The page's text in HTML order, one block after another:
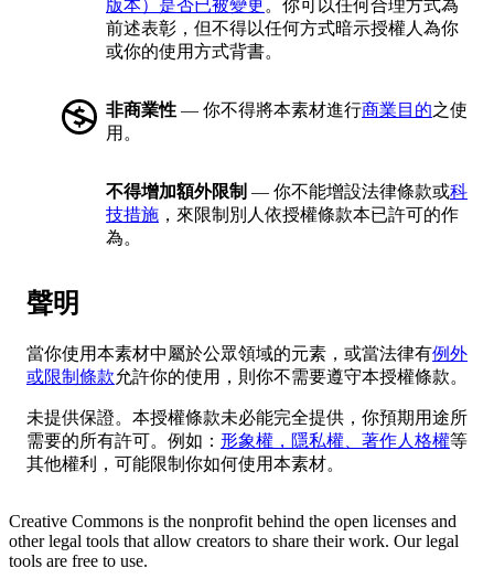
版本）是否已被變更 。你可以任何合理方式為
前述表彰，但不得以任何方式暗示授權人為你
或你的使用方式背書。
非商業性 — 你不得將本素材進行商業目的之使
用。
不得增加額外限制 — 你不能增設法律條款或科
技措施 ，來限制別人依授權條款本已許可的作
為。
聲明
當你使用本素材中屬於公眾領域的元素，或當法律有例外
或限制條款允許你的使用，則你不需要遵守本授權條款。
未提供保證。本授權條款未必能完全提供，你預期用途所
需要的所有許可。例如： 形象權，隱私權、著作人格權等
其他權利，可能限制你如何使用本素材。
Creative Commons is the nonprofit behind the open licenses and
other legal tools that allow creators to share their work. Our legal
tools are free to use.